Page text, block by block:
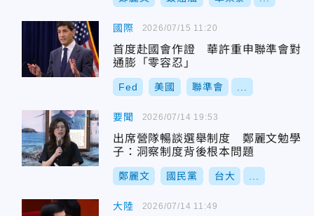
國際
首度赴國會作證 華許重申聯準會對
通膨「零容忍」
Fed 美國 聯準會
2026/07/15 11:20
要聞
出席營隊暢談選舉制度 鄭麗文勉學
子：洞察制度背後根本問題
鄭麗文 國民黨 台大
2026/07/14 19:53
大陸 2026/07/14 11:49